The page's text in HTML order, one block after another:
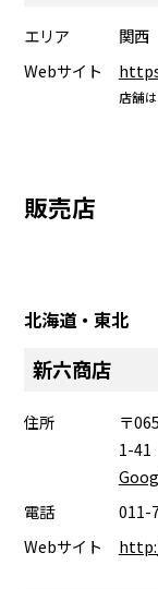
エリア
関
Webサイト
店舗
販売店
北海道・東北
新六商店
住所
〒
1-41
電話
011-
Webサイト